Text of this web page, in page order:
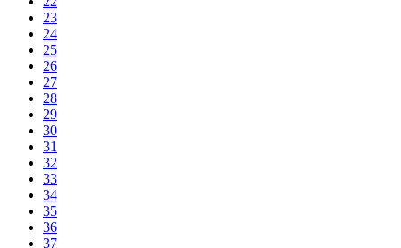
23
24
25
26
27
28
29
30
31
32
33
34
35
36
37